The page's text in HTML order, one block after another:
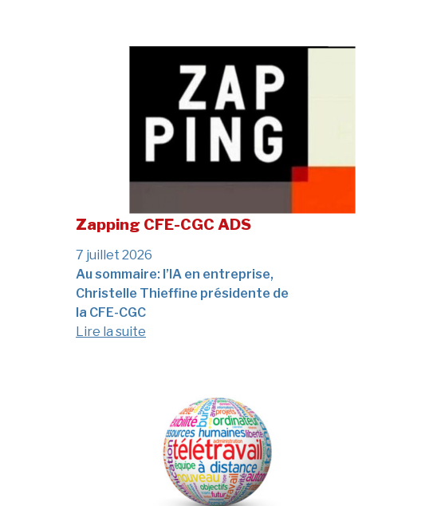
Zapping CFE-CGC ADS
7 juillet 2026
Au sommaire: l’IA en entreprise,
Christelle Thieffine présidente de
la CFE-CGC
Lire la suite
Thierry
Toulouse